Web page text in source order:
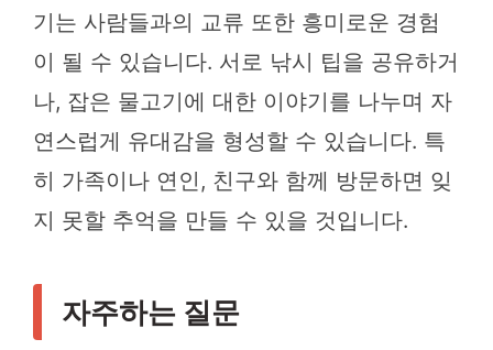
기는 사람들과의 교류 또한 흥미로운 경험
이 될 수 있습니다. 서로 낚시 팁을 공유하거
나, 잡은 물고기에 대한 이야기를 나누며 자
연스럽게 유대감을 형성할 수 있습니다. 특
히 가족이나 연인, 친구와 함께 방문하면 잊
지 못할 추억을 만들 수 있을 것입니다.
자주하는 질문